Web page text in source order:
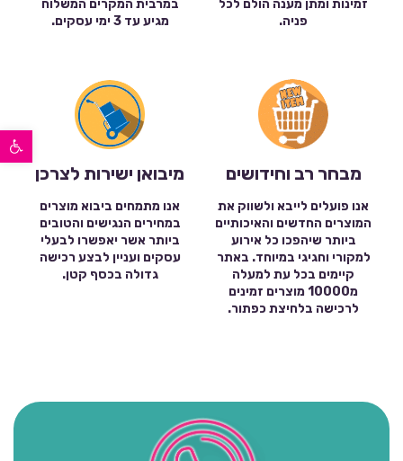
פתח סרגל נגישות
זמינות ומתן מענה הולם לכל
פניה.
במרבית המקרים המשלוח
מגיע עד 3 ימי עסקים.
מבחר רב וחידושים
אנו פועלים לייבא ולשווק את
המוצרים החדשים והאיכותיים
ביותר שיהפכו כל אירוע
למקורי וחגיגי במיוחד. באתר
קיימים בכל עת למעלה
מ10000 מוצרים זמינים
לרכישה בלחיצת כפתור.
מיבואן ישירות לצרכן
אנו מתמחים ביבוא מוצרים
במחירים הנגישים והטובים
ביותר אשר יאפשרו לבעלי
עסקים ועניין לבצע רכישה
גדולה בכסף קטן.